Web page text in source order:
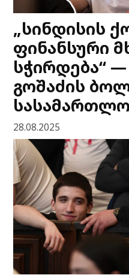
„სინდისის
ფინანსური
სჭირდება“
გოშაძის
28.08.2025